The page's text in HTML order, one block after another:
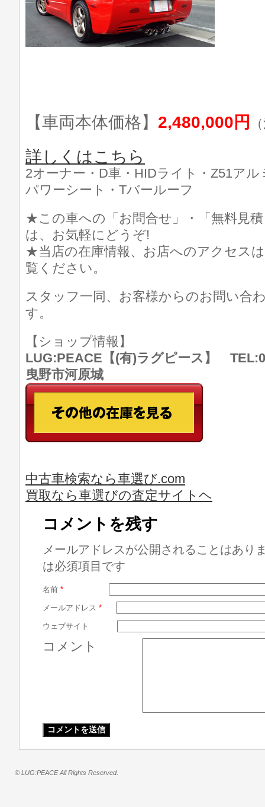
【車両本体価格】 2,480,000円
詳しくはこちら
2オーナー・D車・HIDライト・Z51ア
パワーシート・Tバールーフ
★この車への「お問合せ」・「無料見
は、お気軽にどうぞ!
★当店の在庫情報、お店へのアクセス
覧ください。
スタッフ一同、お客様からのお問い合
す。
【ショップ情報】
LUG:PEACE【(有)ラグピース】
曳野市河原城
中古車検索なら車選び.com
買取なら車選びの査定サイトヘ
コメントを残す
メールアドレスが公開されることはあり
は必須項目です
名前 *
メールアドレス *
ウェブサイト
コメント
© LUG:PEACE All Rights Reserved.